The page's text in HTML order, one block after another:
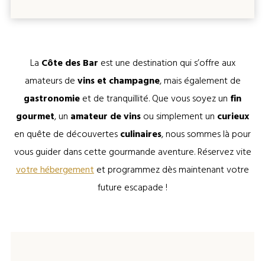
La Côte des Bar est une destination qui s’offre aux
amateurs devins et champagne, mais également de
gastronomieet de tranquillité. Que vous soyez un fin
gourmet, un amateur devinsou simplement un curieux
en quête de découvertesculinaires, nous sommes là pour
vous guider dans cette gourmande aventure. Réservez vite
votre hébergementet programmez dès maintenant votre
future escapade !